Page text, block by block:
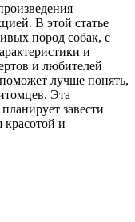
В этой статье
пород собак, с
и
и любителей
лучше понять,
Эта
завести
красотой и